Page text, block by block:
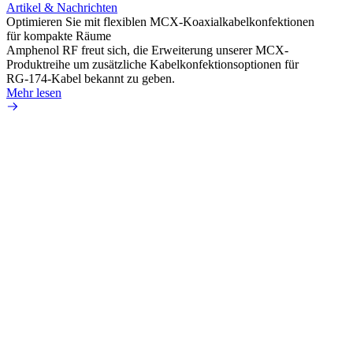
Artikel & Nachrichten
Optimieren Sie mit flexiblen MCX-Koaxialkabelkonfektionen
für kompakte Räume
Amphenol RF freut sich, die Erweiterung unserer MCX-
Produktreihe um zusätzliche Kabelkonfektionsoptionen für
RG-174-Kabel bekannt zu geben.
Mehr lesen